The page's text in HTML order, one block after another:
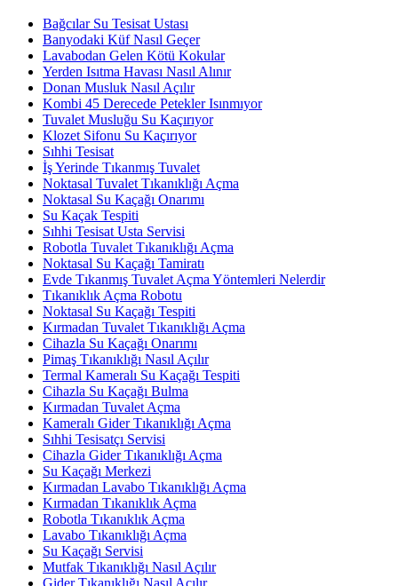
Bağcılar Su Tesisat Ustası
Banyodaki Küf Nasıl Geçer
Lavabodan Gelen Kötü Kokular
Yerden Isıtma Havası Nasıl Alınır
Donan Musluk Nasıl Açılır
Kombi 45 Derecede Petekler Isınmıyor
Tuvalet Musluğu Su Kaçırıyor
Klozet Sifonu Su Kaçırıyor
Sıhhi Tesisat
İş Yerinde Tıkanmış Tuvalet
Noktasal Tuvalet Tıkanıklığı Açma
Noktasal Su Kaçağı Onarımı
Su Kaçak Tespiti
Sıhhi Tesisat Usta Servisi
Robotla Tuvalet Tıkanıklığı Açma
Noktasal Su Kaçağı Tamiratı
Evde Tıkanmış Tuvalet Açma Yöntemleri Nelerdir
Tıkanıklık Açma Robotu
Noktasal Su Kaçağı Tespiti
Kırmadan Tuvalet Tıkanıklığı Açma
Cihazla Su Kaçağı Onarımı
Pimaş Tıkanıklığı Nasıl Açılır
Termal Kameralı Su Kaçağı Tespiti
Cihazla Su Kaçağı Bulma
Kırmadan Tuvalet Açma
Kameralı Gider Tıkanıklığı Açma
Sıhhi Tesisatçı Servisi
Cihazla Gider Tıkanıklığı Açma
Su Kaçağı Merkezi
Kırmadan Lavabo Tıkanıklığı Açma
Kırmadan Tıkanıklık Açma
Robotla Tıkanıklık Açma
Lavabo Tıkanıklığı Açma
Su Kaçağı Servisi
Mutfak Tıkanıklığı Nasıl Açılır
Gider Tıkanıklığı Nasıl Açılır